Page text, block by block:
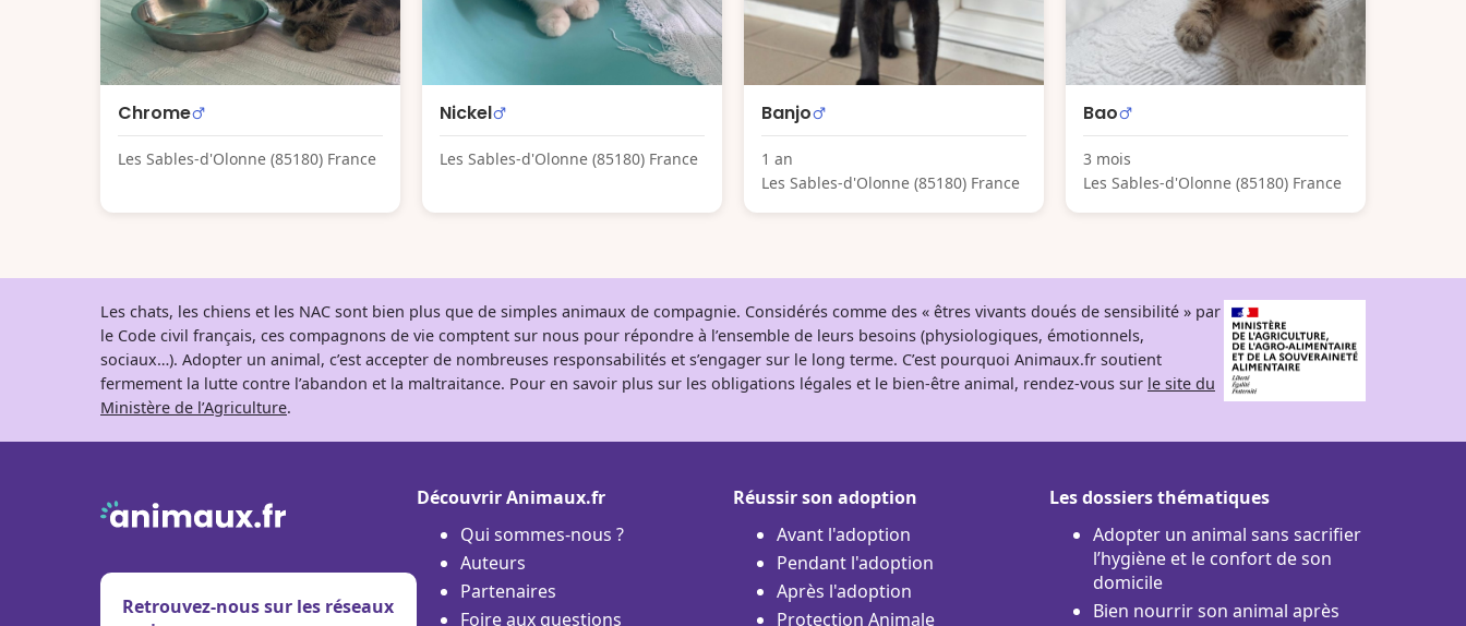
Chrome
Les Sables-d'Olonne (85180) France
Nickel
Les Sables-d'Olonne (85180) France
Banjo
1 an
Les Sables-d'Olonne (85180) France
Bao
3 mois
Les Sables-d'Olonne (85180) France
Les chats, les chiens et les NAC sont bien plus que de simples animaux de compagnie. Considérés comme des « êtres vivants doués de sensibilité » par
le Code civil français, ces compagnons de vie comptent sur nous pour répondre à l’ensemble de leurs besoins (physiologiques, émotionnels,
sociaux…). Adopter un animal, c’est accepter de nombreuses responsabilités et s’engager sur le long terme. C’est pourquoi Animaux.fr soutient
fermement la lutte contre l’abandon et la maltraitance. Pour en savoir plus sur les obligations légales et le bien-être animal, rendez-vous sur le site du
Ministère de l’Agriculture.
Retrouvez-nous sur les réseaux
Découvrir Animaux.fr
Qui sommes-nous ?
Auteurs
Partenaires
Foire aux questions
Réussir son adoption
Avant l'adoption
Pendant l'adoption
Après l'adoption
Protection Animale
Les dossiers thématiques
Adopter un animal sans sacrifier
l’hygiène et le confort de son
domicile
Bien nourrir son animal après